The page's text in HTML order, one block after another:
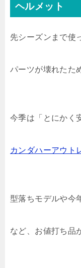
ヘルメット
先シーズンまで使
パーツが壊れたた
今季は「とにかく
カンダハーアウト
型落ちモデルや今
など、お値打ち品